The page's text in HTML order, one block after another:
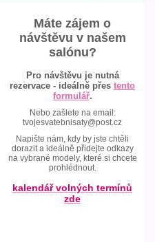
Máte zájem o
návštěvu v našem
salónu?
Pro návštěvu je nutná
rezervace - ideálně přes tento
formulář.
Nebo zašlete na email:
tvojesvatebnisaty@post.cz
Napište nám, kdy by jste chtěli
dorazit a ideálně přidejte odkazy
na vybrané modely, které si chcete
prohlédnout.
kalendář volných termínů
zde